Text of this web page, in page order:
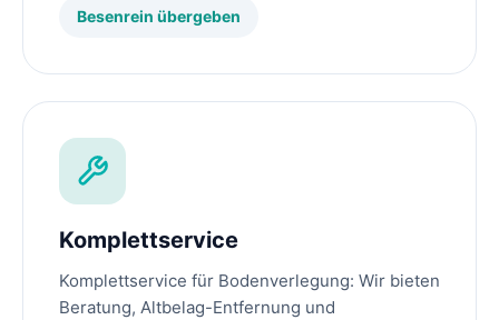
Besenrein übergeben
Komplettservice
Komplettservice für Bodenverlegung: Wir bieten
Beratung, Altbelag-Entfernung und